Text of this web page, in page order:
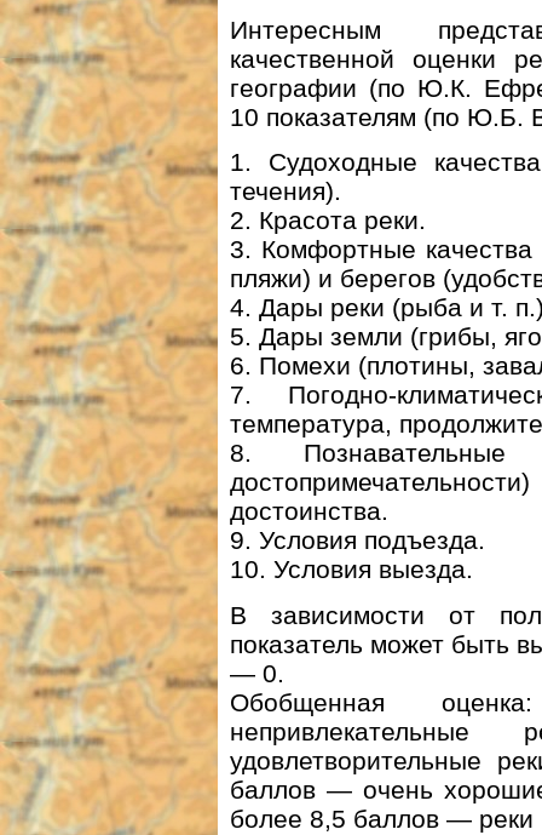
Интересным
качественной оценки
географии (по Ю.К.
10 показателям (по Ю.Б.
1. Судоходные
течения).
2. Красота реки.
3. Комфортные качества
пляжи) и берегов
4. Дары реки (рыба и т.
5. Дары земли (грибы,
6. Помехи (плотины,
7. Погодно-
температура,
8. Познавательные
достоинства.
9. Условия подъезда.
10. Условия выезда.
В зависимости от
показатель может быть
— 0.
Обобщенная
удовлетворительные
баллов — очень
более 8,5 баллов —